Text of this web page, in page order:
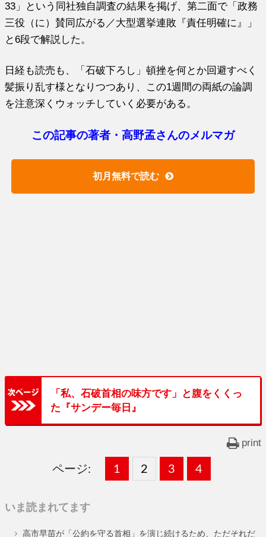
33」という同社独自調査の結果を掲げ、第二面で「政務
三役（に）賛同広がる／大型選挙連敗『責任明確に』」
と6段で解説した。
日経も読売も、「石破下ろし」頓挫を何とか回避すべく
髪振り乱す様となりつつあり、この1週間の両紙の論調
を注意深くウォッチしていく必要がある。
この記事の著者・高野孟さんのメルマガ
初月無料で読む
「私、石破首相の味方です」と腹をくくっ
た『サンデー毎日』
print
ページ:
固
1 ,
固
2 ,
固
3 ,
固
4
いま読まれてます
高市早苗が「公約を守る首相」を演じ続けるため、ただそれだ